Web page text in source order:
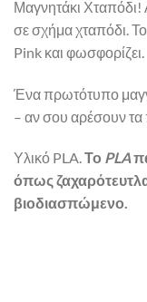
Μαγνητάκι Χταπόδι!
σε σχήμα χταπόδι.
Pink και φωσφορίζει.
Ένα πρωτότυπο
– αν σου αρέσουν
Υλικό PLA.Το PLA
όπως
βιοδιασπώμενο.